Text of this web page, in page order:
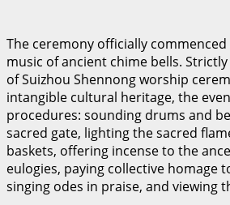
The ceremony officially
music of ancient chime bells.
of Suizhou Shennong worship
intangible cultural heritage, the
procedures: sounding drums and
sacred gate, lighting the sacred
baskets, offering incense to the
eulogies, paying collective homage
singing odes in praise, and viewing